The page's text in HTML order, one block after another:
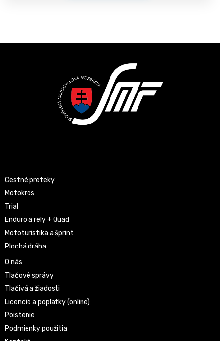
Cestné preteky
Motokros
Trial
Enduro a rely + Quad
Mototuristika a šprint
Plochá dráha
O nás
Tlačové správy
Tlačivá a žiadosti
Licencie a poplatky (online)
Poistenie
Podmienky použitia